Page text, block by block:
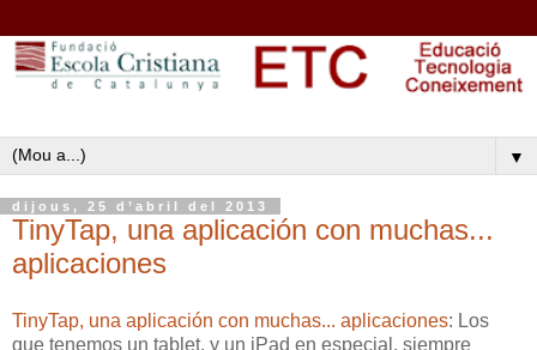
▼
dijous, 25 d’abril del 2013
TinyTap, una aplicación con muchas...
aplicaciones
TinyTap, una aplicación con muchas... aplicaciones: Los
que tenemos un tablet, y un iPad en especial, siempre